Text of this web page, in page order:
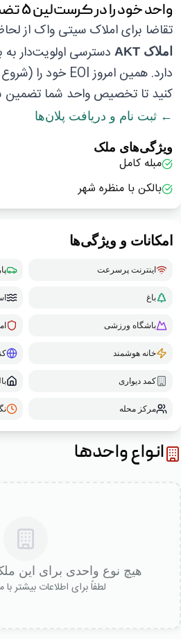
واحد خود را در کرست‌لین ۵ تضمین کنید
تقاضا برای املاک سیتی واک از
املاک AKT
دسترسی اولویت‌دار به
کنید تا تخصیص واحد شما تضمین
← ثبت نام و دریافت پلان‌ها
ویژگی‌های ملک
مبله کامل
بالکن با منظره شهر
امکانات و ویژگی‌ها
اینترنت پرسرعت
باغ
باشگاه ورزشی
خانه هوشمند
کمد دیواری
مرکز محله
انواع واحدها
هیچ نوع واحدی برای این
لطفاً برای اطلاعات بیشتر